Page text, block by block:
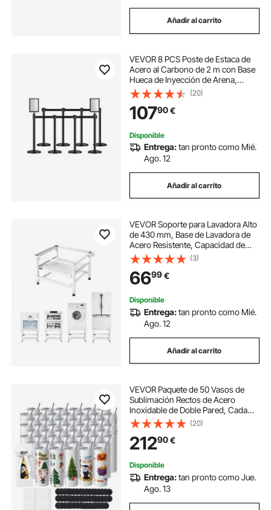
Añadir al carrito
VEVOR 8 PCS Poste de Estaca de
Acero al Carbono de 2 m con Base
Hueca de Inyección de Arena,
Cinturones Retráctiles Negros y 2
Soportes para Letreros para Teatro,
Fiesta, Boda, Exposición, Negro
(20)
10790€
Disponible
Entrega:tan pronto como Mié.
Ago. 12
Añadir al carrito
VEVOR Soporte para Lavadora Alto
de 430 mm, Base de Lavadora de
Acero Resistente, Capacidad de
Carga de 318 kg, Pedestal Universal
para Secadora con Bandeja
Extraíble, Patas Antideslizantes,
Blanco
(3)
6699€
Disponible
Entrega:tan pronto como Mié.
Ago. 12
Añadir al carrito
VEVOR Paquete de 50 Vasos de
Sublimación Rectos de Acero
Inoxidable de Doble Pared, Cada
591,5 ml, Vaso con Pajita, Tapa,
Cepillo, base, Envoltura Retráctil,
Caja de Regalo, para prensa de
calor
(20)
21290€
Disponible
Entrega:tan pronto como Jue.
Ago. 13